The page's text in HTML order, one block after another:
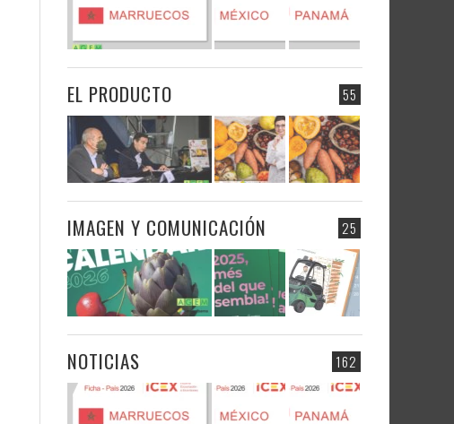
55
EL PRODUCTO
25
IMAGEN Y COMUNICACIÓN
162
NOTICIAS